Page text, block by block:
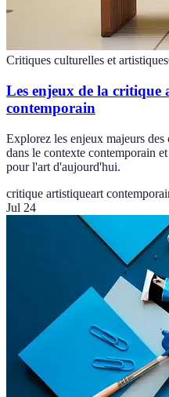
Critiques culturelles et artistiques
Les enjeux de la critique
contemporain
Explorez les enjeux majeurs
dans le contexte contemporain
pour l'art d'aujourd'hui.
critique artistiqueart
Jul 24